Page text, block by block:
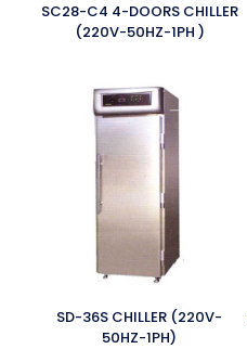
SC28-C4 4-DOORS CHILLER
(220V-50HZ-1PH )
SD-36S CHILLER (220V-
50HZ-1PH)